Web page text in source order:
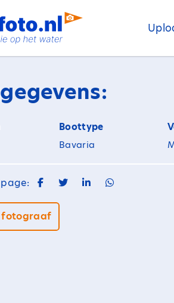
Boottype
Bavaria
fotograaf